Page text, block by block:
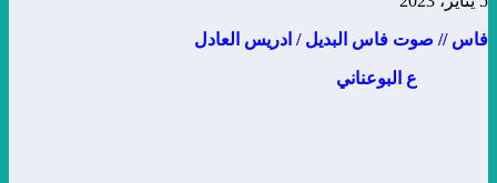
فاس // صوت فاس البديل / ادريس العادل
ع البوعناني